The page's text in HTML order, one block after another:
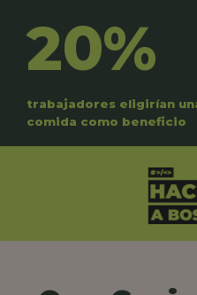
20%
trabajadores eligirían
comida como beneficio